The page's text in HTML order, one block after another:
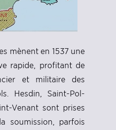
mènent en 1537 une
rapide, profitant de
et militaire des
Hesdin, Saint-Pol-
Venant sont prises
soumission, parfois